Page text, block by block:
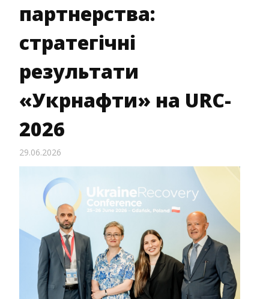
партнерства:
стратегічні
результати
«Укрнафти» на URC-
2026
29.06.2026